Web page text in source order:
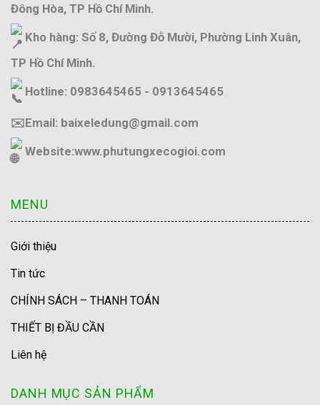
Đông Hòa, TP Hồ Chí Minh.
Kho hàng: Số 8, Đường Đỗ Mười, Phường Linh Xuân,
TP Hồ Chí Minh.
Hotline: 0983645465 - 0913645465
✉️Email: baixeledung@gmail.com
Website:www.phutungxecogioi.com
MENU
Giới thiệu
Tin tức
CHÍNH SÁCH – THANH TOÁN
THIẾT BỊ ĐẦU CẦN
Liên hệ
DANH MỤC SẢN PHẨM